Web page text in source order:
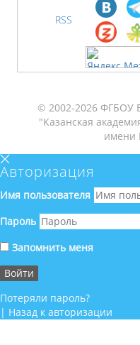
RSS
© 2002-2026 ФГБОУ
"Казанская
имени
Авторизация
Имя пользователя
Пароль
Запомнить меня
Потеряли пароль?
| Назад к авторизации